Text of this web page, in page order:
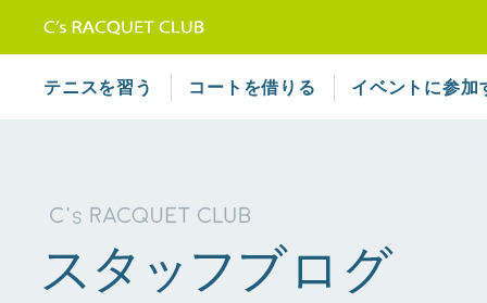
テニスを習う コートを借りる イベントに参加